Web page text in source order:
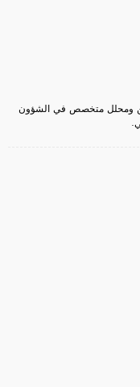
ومحلل متخصص في الشؤون